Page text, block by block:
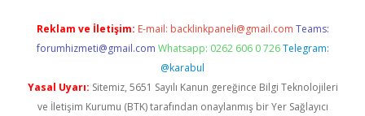
Reklam ve İletişim: E-mail: backlinkpaneli@gmail.com Teams:
forumhizmeti@gmail.com Whatsapp: 0262 606 0 726 Telegram:
@karabul
Yasal Uyarı: Sitemiz, 5651 Sayılı Kanun gereğince Bilgi Teknolojileri
ve İletişim Kurumu (BTK) tarafından onaylanmış bir Yer Sağlayıcı